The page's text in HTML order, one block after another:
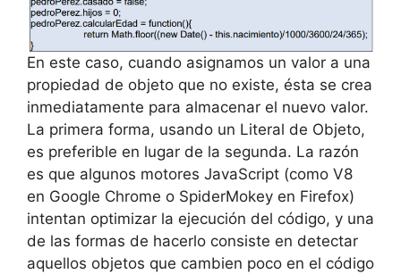
En este caso, cuando asignamos un valor a una
propiedad de objeto que no existe, ésta se crea
inmediatamente para almacenar el nuevo valor.
La primera forma, usando un Literal de Objeto,
es preferible en lugar de la segunda. La razón
es que algunos motores JavaScript (como V8
en Google Chrome o SpiderMokey en Firefox)
intentan optimizar la ejecución del código, y una
de las formas de hacerlo consiste en detectar
aquellos objetos que cambien poco en el código